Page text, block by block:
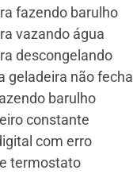
fazendo barulho
vazando água
descongelando
geladeira não fecha
barulho
constante
com erro
termostato